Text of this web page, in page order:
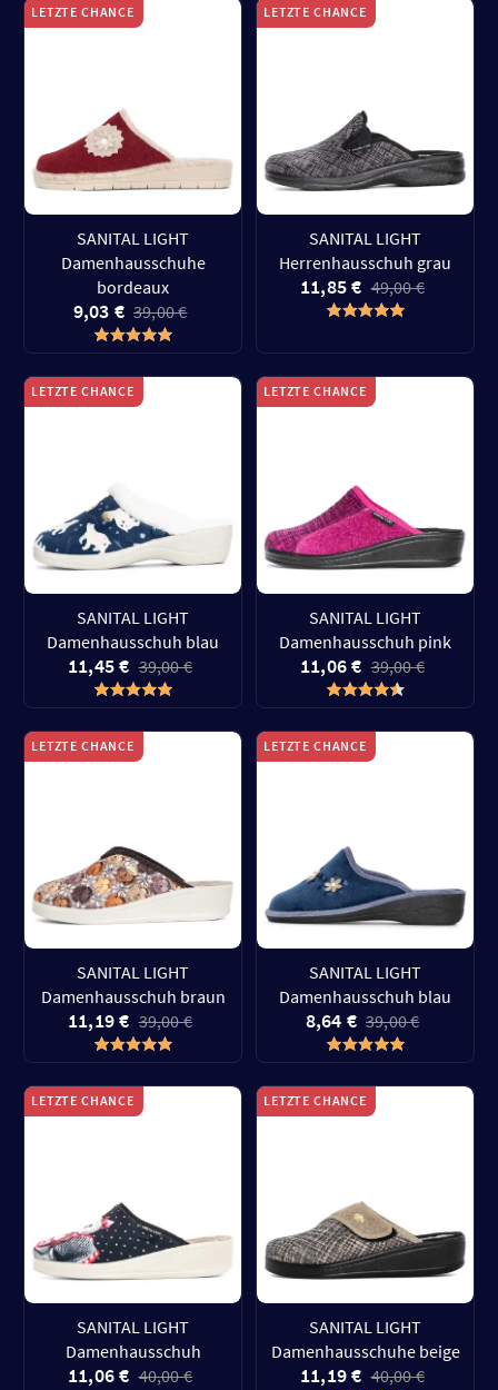
LETZTE CHANCE
SANITAL LIGHT
Damenhausschuhe
bordeaux
9,03 € 39,00 €
LETZTE CHANCE
SANITAL LIGHT
Herrenhausschuh grau
11,85 € 49,00 €
LETZTE CHANCE
SANITAL LIGHT
Damenhausschuh blau
11,45 € 39,00 €
LETZTE CHANCE
SANITAL LIGHT
Damenhausschuh pink
11,06 € 39,00 €
LETZTE CHANCE
SANITAL LIGHT
Damenhausschuh braun
11,19 € 39,00 €
LETZTE CHANCE
SANITAL LIGHT
Damenhausschuh blau
8,64 € 39,00 €
LETZTE CHANCE
SANITAL LIGHT
Damenhausschuh
11,06 € 40,00 €
LETZTE CHANCE
SANITAL LIGHT
Damenhausschuhe beige
11,19 € 40,00 €